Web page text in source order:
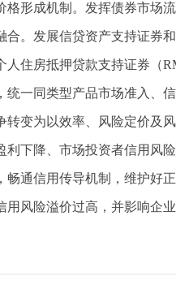
格形成机制。发挥债券市场
合。发展信贷资产支持证券
住房抵押贷款支持证券（
统一同类型产品市场准入、
转变为以效率、风险定价及
利下降、市场投资者信用风
畅通信用传导机制，维护好
用风险溢价过高，并影响企